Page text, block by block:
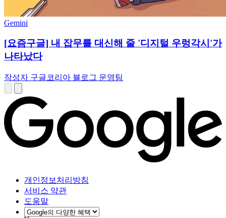
Gemini
[요즘구글] 내 잡무를 대신해 줄 '디지털 우렁각시'가
나타났다
작성자 구글코리아 블로그 운영팀
개인정보처리방침
서비스 약관
도움말